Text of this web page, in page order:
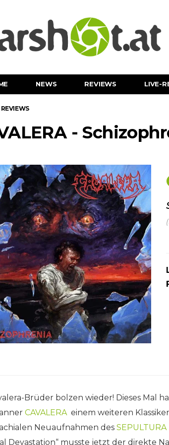
NEWS REVIEWS LIVE-
REVIEWS
-
Brüder bolzen wieder! Dieses Mal
CAVALERA einem weiteren
Neuaufnahmen des SEPULTURA
Devastation“ musste jetzt der direkte